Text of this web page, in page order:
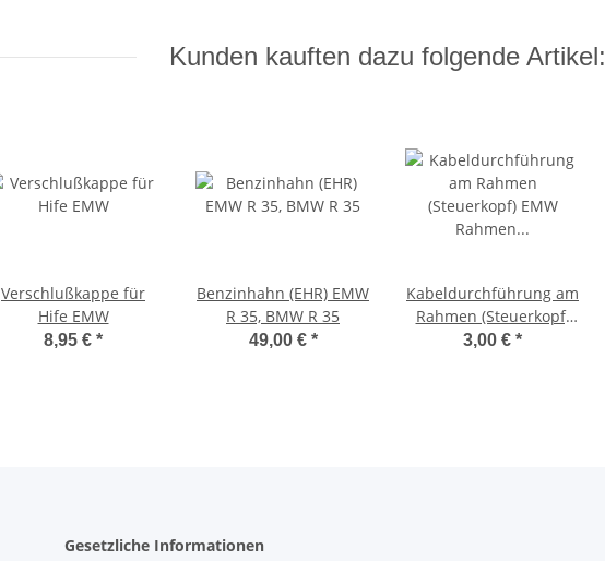
Kunden kauften dazu folgende Artikel:
Verschlußkappe für
Hife EMW
8,95 € *
Benzinhahn (EHR) EMW
R 35, BMW R 35
49,00 € *
Kabeldurchführung am
Rahmen (Steuerkopf)
EMW Rahmen / R35
3,00 € *
Gesetzliche Informationen